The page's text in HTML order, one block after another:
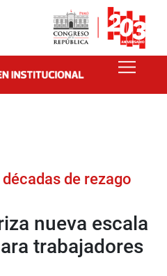
de rezago
nueva escala
trabajadores